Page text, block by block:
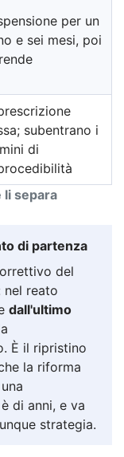
li separa
per un
e sei mesi, poi
subentrano i
di
di partenza
del
nel reato
dall'ultimo
È il ripristino
la riforma
di anni, e va
strategia.